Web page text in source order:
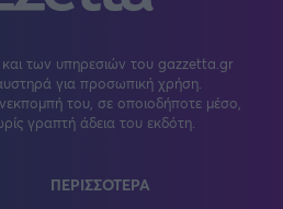
των υπηρεσιών του gazzetta.gr
για προσωπική χρήση.
του, σε οποιοδήποτε μέσο,
γραπτή άδεια του εκδότη.
ΠΕΡΙΣΣΟΤΕΡΑ